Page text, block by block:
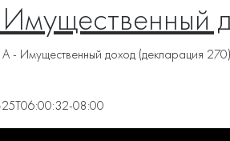
- Имущественный доход (декларация
08:00